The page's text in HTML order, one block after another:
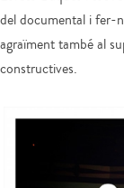
del documental i fer-
agraïment també al
constructives.